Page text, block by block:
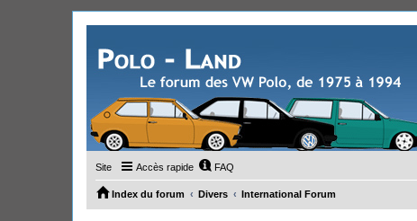
Site Accès rapide FAQ
Index du forum Divers International Forum